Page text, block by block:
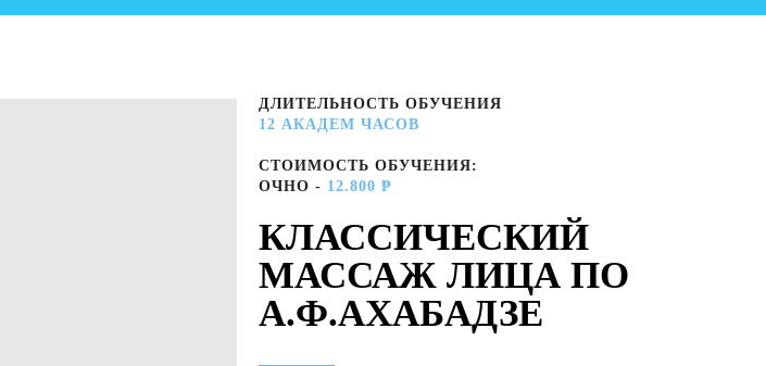
ДЛИТЕЛЬНОСТЬ ОБУЧЕНИЯ
12 АКАДЕМ ЧАСОВ
СТОИМОСТЬ ОБУЧЕНИЯ:
ОЧНО - 12.800 ₱
КЛАССИЧЕСКИЙ
МАССАЖ ЛИЦА ПО
А.Ф.АХАБАДЗЕ